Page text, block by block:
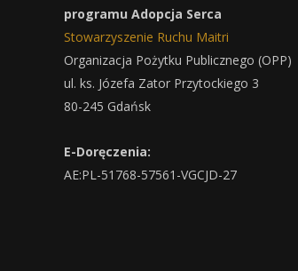
programu Adopcja Serca
Stowarzyszenie Ruchu Maitri
Organizacja Pożytku Publicznego (OPP)
ul. ks. Józefa Zator Przytockiego 3
80-245 Gdańsk
E-Doręczenia:
AE:PL-51768-57561-VGCJD-27